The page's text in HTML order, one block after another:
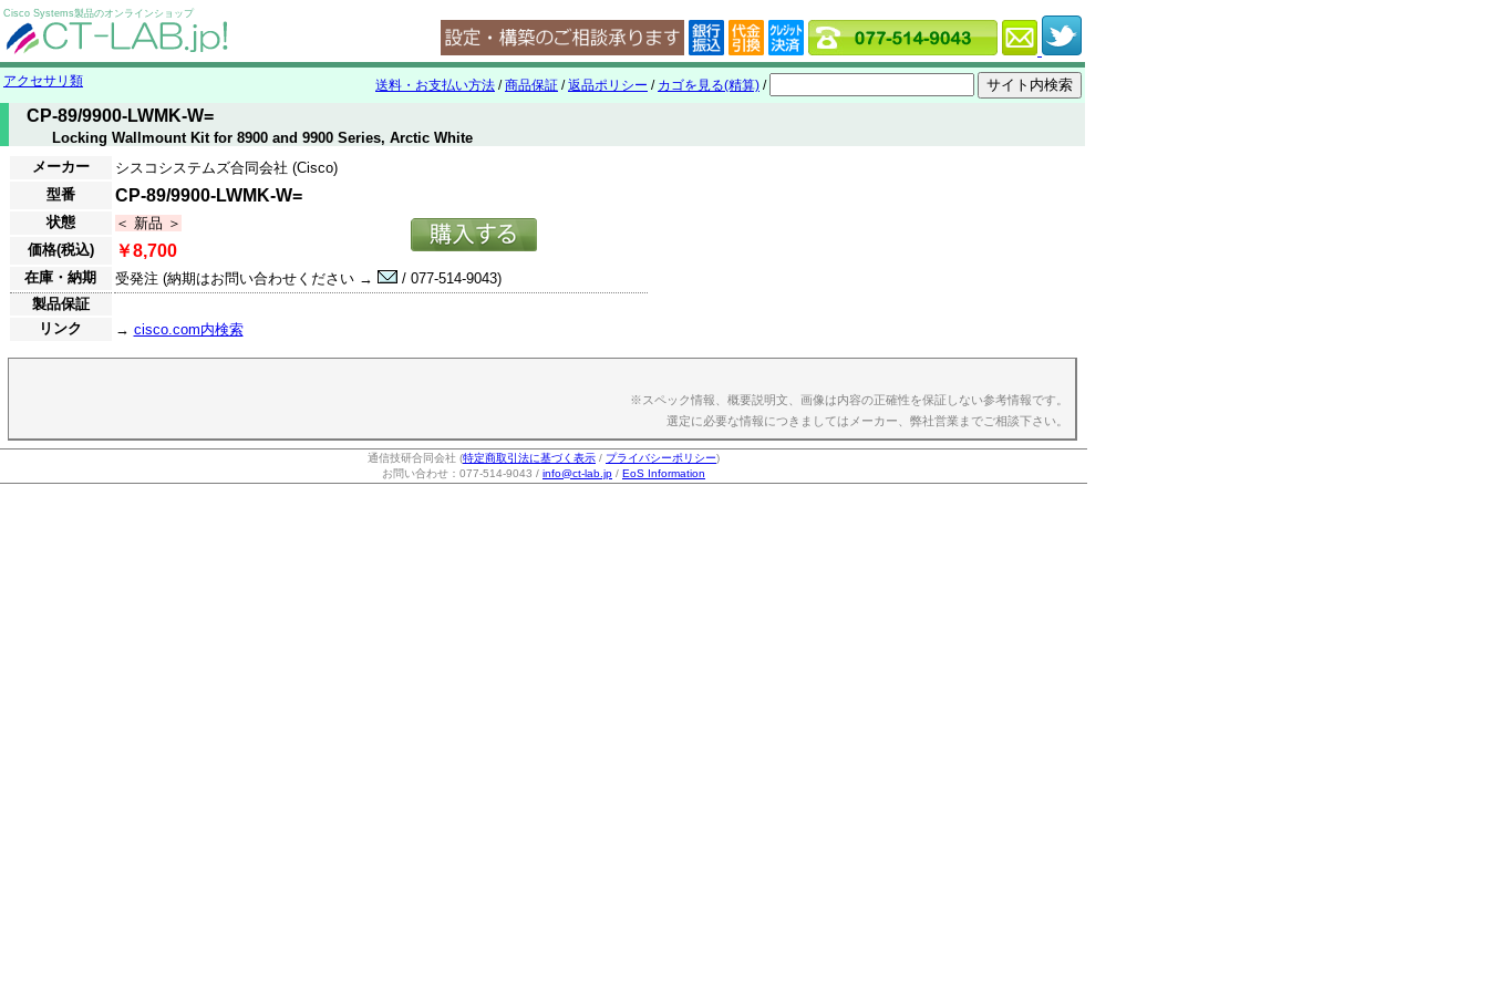
Cisco Systems製品のオンラインショップ
アクセサリ類 送料・お支払い方法 /商品保証 /返品ポリシー / カゴを見る(精算) /
CP-89/9900-LWMK-W=
Locking Wallmount Kit for 8900 and 9900 Series, Arctic White
メーカー
シスコシステムズ合同会社 (Cisco)
型番
CP-89/9900-LWMK-W=
状態
＜ 新品 ＞
価格(税込)
￥8,700
在庫・納期 受発注 (納期はお問い合わせください →
/ 077-514-9043)
製品保証
リンク
→ cisco.com内検索
※スペック情報、概要説明文、画像は内容の正確性を保証しない参考情報です。
選定に必要な情報につきましてはメーカー、弊社営業までご相談下さい。
通信技研合同会社 (特定商取引法に基づく表示 / プライバシーポリシー)
お問い合わせ：077-514-9043 / info@ct-lab.jp / EoS Information